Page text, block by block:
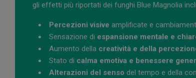
gli effetti più riportati dei funghi Blue Magnolia
Percezioni visive amplificate e
Sensazione di espansione mentale e
Aumento della creatività e della
Stato di calma emotiva e benessere
Alterazioni del senso del tempo e della